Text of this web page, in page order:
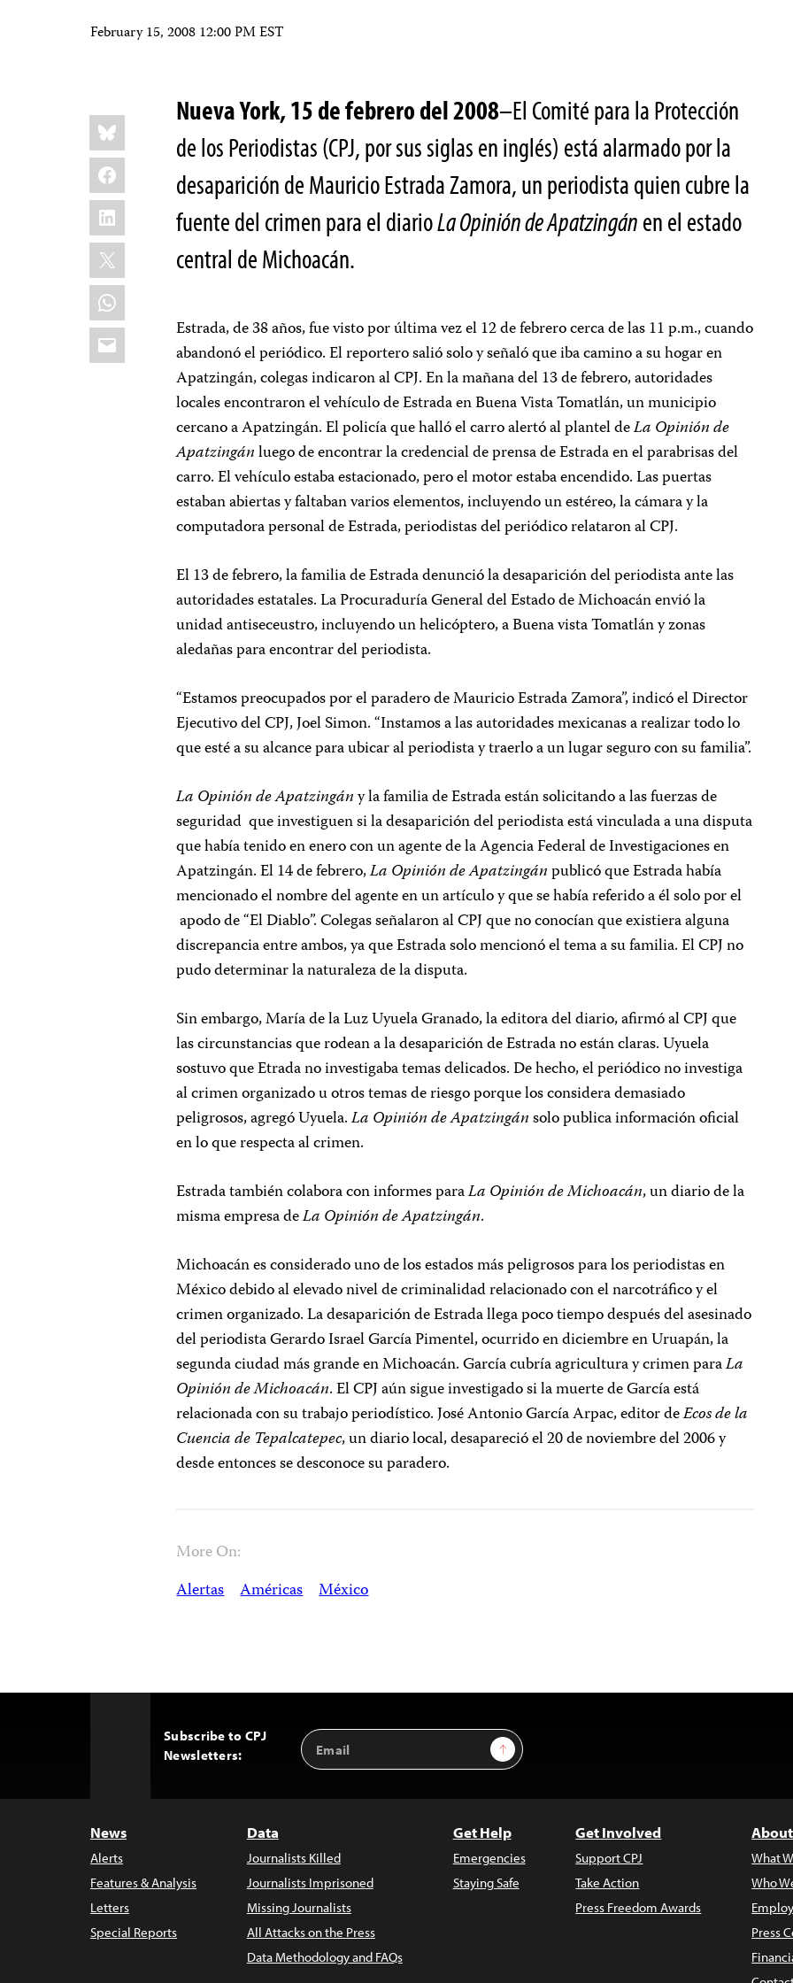
February 15, 2008 12:00 PM EST
Share
this:
Bluesky
Facebook
LinkedIn
X
WhatsApp
Email
Nueva York, 15 de febrero del 2008–El Comité para la Protección
de los Periodistas (CPJ, por sus siglas en inglés) está alarmado por la
desaparición de Mauricio Estrada Zamora, un periodista quien cubre la
fuente del crimen para el diarioLa Opinión de Apatzingánen el estado
central de Michoacán.
Estrada, de 38 años, fue visto por última vez el 12 de febrero cerca de las 11 p.m., cuando
abandonó el periódico. El reportero salió solo y señaló que iba camino a su hogar en
Apatzingán, colegas indicaron al CPJ. En la mañana del 13 de febrero, autoridades
locales encontraron el vehículo de Estrada en Buena Vista Tomatlán, un municipio
cercano a Apatzingán. El policía que halló el carro alertó al plantel deLa Opinión de
Apatzingánluego de encontrar la credencial de prensa de Estrada en el parabrisas del
carro. El vehículo estaba estacionado, pero el motor estaba encendido. Las puertas
estaban abiertas y faltaban varios elementos, incluyendo un estéreo, la cámara y la
computadora personal de Estrada, periodistas del periódico relataron al CPJ.
El 13 de febrero, la familia de Estrada denunció la desaparición del periodista ante las
autoridades estatales. La Procuraduría General del Estado de Michoacán envió la
unidad antiseceustro, incluyendo un helicóptero, a Buena vista Tomatlán y zonas
aledañas para encontrar del periodista.
“Estamos preocupados por el paradero de Mauricio Estrada Zamora”, indicó el Director
Ejecutivo del CPJ, Joel Simon. “Instamos a las autoridades mexicanas a realizar todo lo
que esté a su alcance para ubicar al periodista y traerlo a un lugar seguro con su familia”.
La Opinión de Apatzingány la familia de Estrada están solicitando a las fuerzas de
seguridad que investiguen si la desaparición del periodista está vinculada a una disputa
que había tenido en enero con un agente de la Agencia Federal de Investigaciones en
Apatzingán. El 14 de febrero,La Opinión de Apatzingánpublicó que Estrada había
mencionado el nombre del agente en un artículo y que se había referido a él solo por el
apodo de “El Diablo”. Colegas señalaron al CPJ que no conocían que existiera alguna
discrepancia entre ambos, ya que Estrada solo mencionó el tema a su familia. El CPJ no
pudo determinar la naturaleza de la disputa.
Sin embargo, María de la Luz Uyuela Granado, la editora del diario, afirmó al CPJ que
las circunstancias que rodean a la desaparición de Estrada no están claras. Uyuela
sostuvo que Etrada no investigaba temas delicados. De hecho, el periódico no investiga
al crimen organizado u otros temas de riesgo porque los considera demasiado
peligrosos, agregó Uyuela.La Opinión de Apatzingánsolo publica información oficial
en lo que respecta al crimen.
Estrada también colabora con informes paraLa Opinión de Michoacán, un diario de la
misma empresa deLa Opinión de Apatzingán.
Michoacán es considerado uno de los estados más peligrosos para los periodistas en
México debido al elevado nivel de criminalidad relacionado con el narcotráfico y el
crimen organizado. La desaparición de Estrada llega poco tiempo después del asesinado
del periodista Gerardo Israel García Pimentel, ocurrido en diciembre en Uruapán, la
segunda ciudad más grande en Michoacán. García cubría agricultura y crimen paraLa
Opinión de Michoacán. El CPJ aún sigue investigado si la muerte de García está
relacionada con su trabajo periodístico. José Antonio García Arpac, editor deEcos de la
Cuencia de Tepalcatepec, un diario local, desapareció el 20 de noviembre del 2006 y
desde entonces se desconoce su paradero.
More On:
Alertas Américas México
Subscribe to CPJ
Newsletters:
Email
Address
Sign Up
News
Alerts
Features & Analysis
Letters
Special Reports
Data
Journalists Killed
Journalists Imprisoned
Missing Journalists
All Attacks on the Press
Data Methodology and FAQs
Get Help
Emergencies
Staying Safe
Get Involved
Support CPJ
Take Action
Press Freedom Awards
What
Who
Press